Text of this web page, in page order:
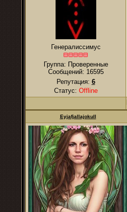
Генералиссимус
Группа: Проверенные
Сообщений: 16595
Репутация: 6
Статус: Offline
Eyjafjallajokull